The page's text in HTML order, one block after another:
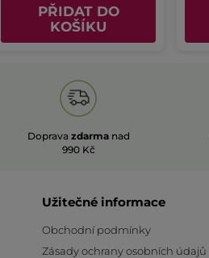
PŘIDAT DO
KOŠÍKU
Doprava zdarma nad
990 Kč
Užitečné informace
Obchodní podmínky
Zásady ochrany osobních údajů